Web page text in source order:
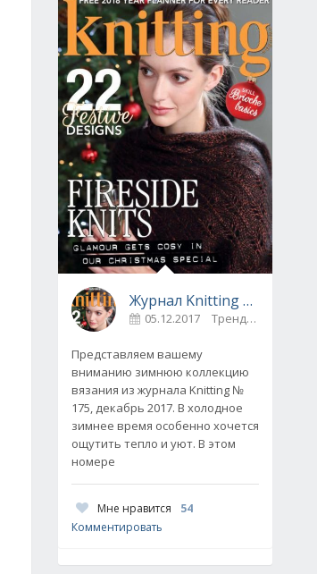
Журнал Knitting № 175, декабрь 2017
05.12.2017 Тренды
Представляем вашему
вниманию зимнюю коллекцию
вязания из журнала Knitting №
175, декабрь 2017. В холодное
зимнее время особенно хочется
ощутить тепло и уют. В этом
номере
Мне нравится
54
Комментировать